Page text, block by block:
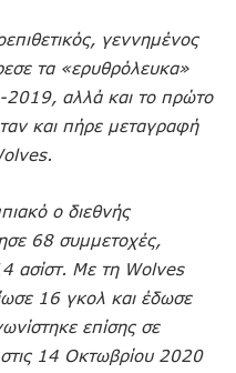
γεννημένος
τα «ερυθρόλευκα»
2019, αλλά και το πρώτο
και πήρε μεταγραφή
ο διεθνής
68 συμμετοχές,
ασίστ. Με τη Wolves
16 γκολ και έδωσε
επίσης σε
14 Οκτωβρίου 2020